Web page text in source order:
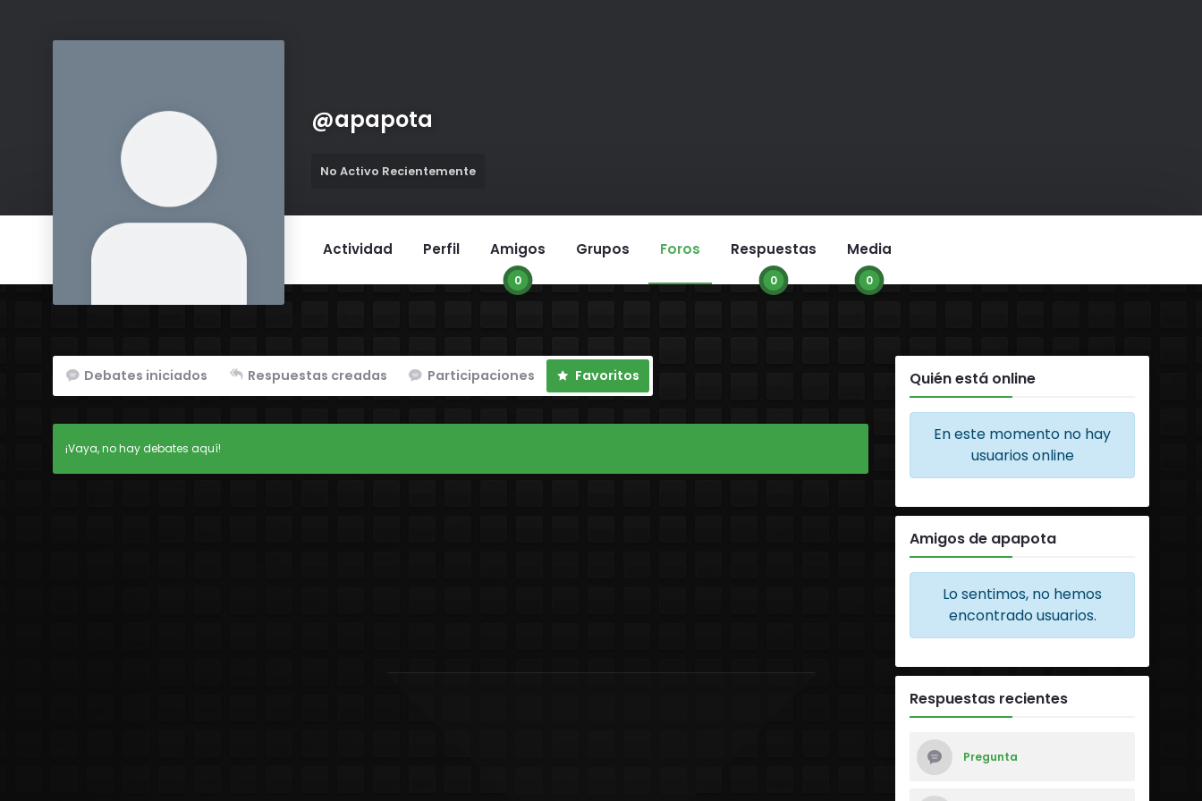
@apapota
No Activo Recientemente
Actividad Perfil Amigos
0
Grupos Foros Respuestas
0
Media
0
Debates iniciados Respuestas creadas Participaciones Favoritos
¡Vaya, no hay debates aquí!
Quién está online
En este momento no hay
usuarios online
Amigos de apapota
Lo sentimos, no hemos
encontrado usuarios.
Respuestas recientes
Pregunta